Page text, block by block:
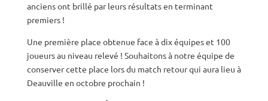
anciens ont brillé par leurs résultats en terminant
premiers !
Une première place obtenue face à dix équipes et 100
joueurs au niveau relevé ! Souhaitons à notre équipe de
conserver cette place lors du match retour qui aura lieu à
Deauville en octobre prochain !